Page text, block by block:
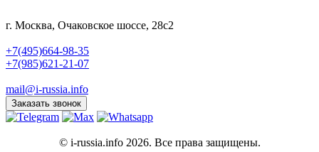
г. Москва, Очаковское шоссе, 28с2
+7(495)664-98-35
+7(985)621-21-07
mail@i-russia.info
Заказать звонок
© i-russia.info 2026. Все права защищены.